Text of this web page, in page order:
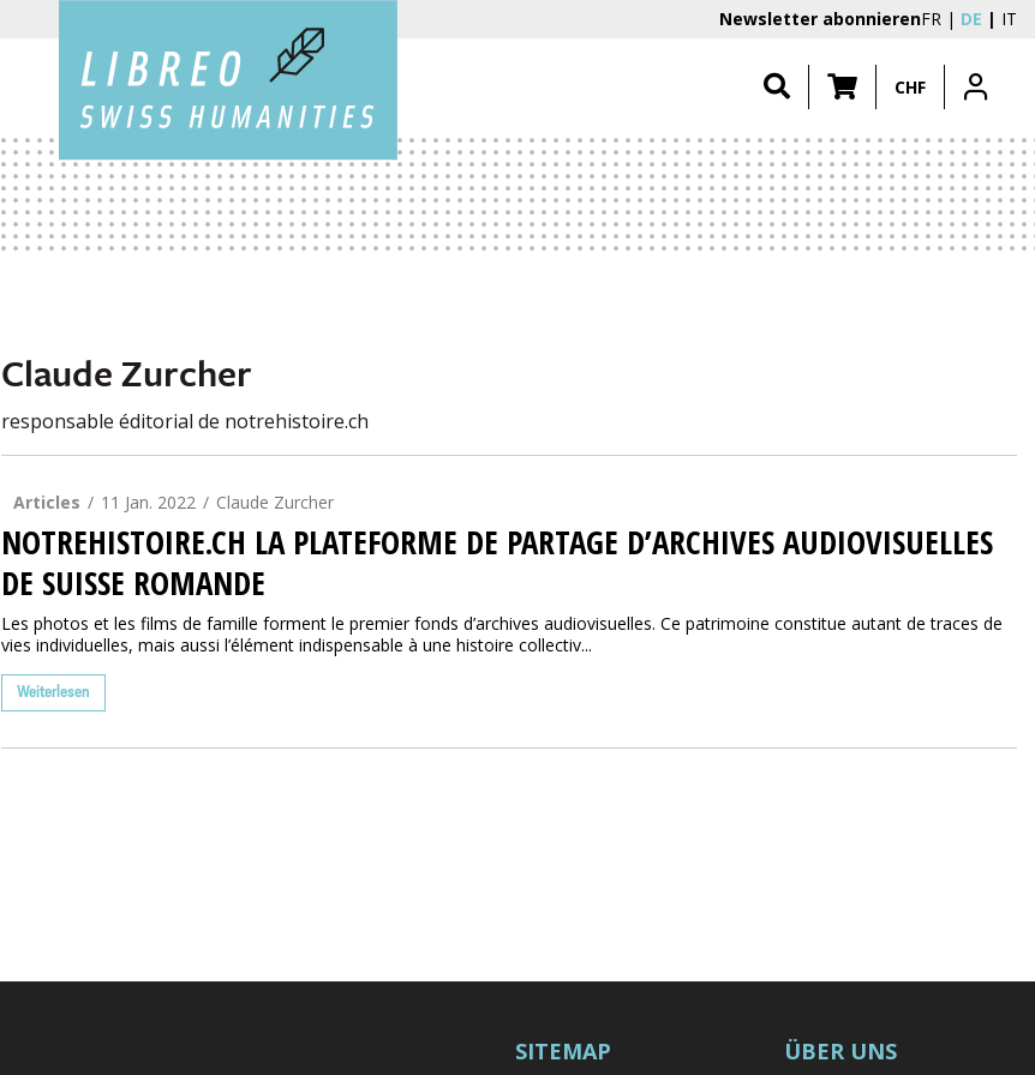
Newsletter abonnierenFR DE IT
CHF
Claude Zurcher
responsable éditorial de notrehistoire.ch
Articles 11 Jan. 2022 Claude Zurcher
NOTREHISTOIRE.CH LA PLATEFORME DE PARTAGE D’ARCHIVES AUDIOVISUELLES
DE SUISSE ROMANDE
Les photos et les films de famille forment le premier fonds d’archives audiovisuelles. Ce patrimoine constitue autant de traces de
vies individuelles, mais aussi l’élément indispensable à une histoire collectiv...
Weiterlesen
SITEMAP ÜBER UNS